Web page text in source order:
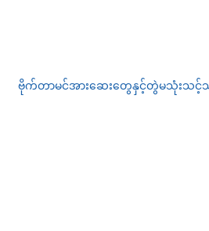
ဗိုက်တာမင်အားဆေးတွေနှင့်တွဲမသုံးသင့်